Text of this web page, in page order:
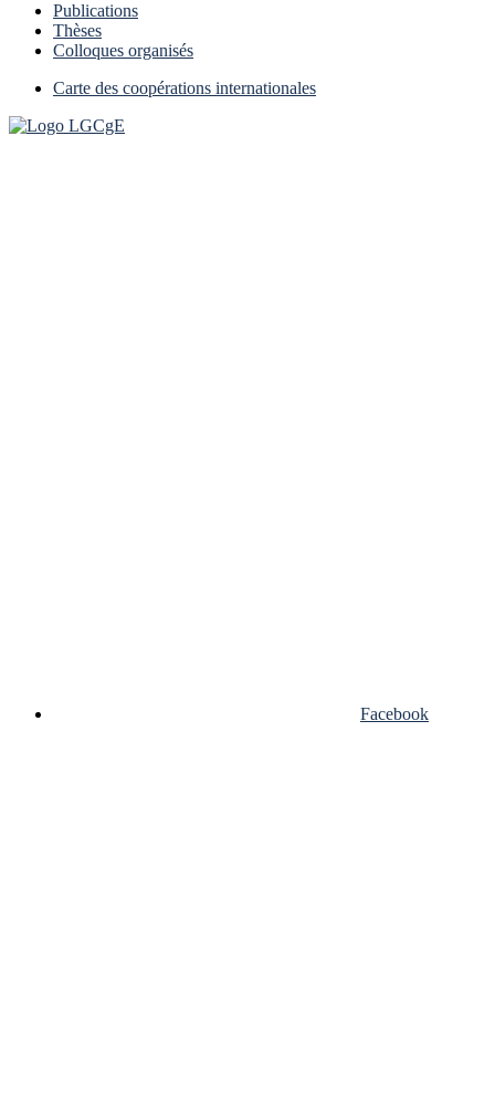
Publications
Thèses
Colloques organisés
Carte des coopérations internationales
Facebook